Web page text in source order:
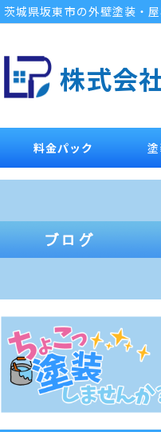
茨城県坂東市の外壁塗装・
株式会
料金パック